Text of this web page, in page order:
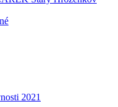
2021